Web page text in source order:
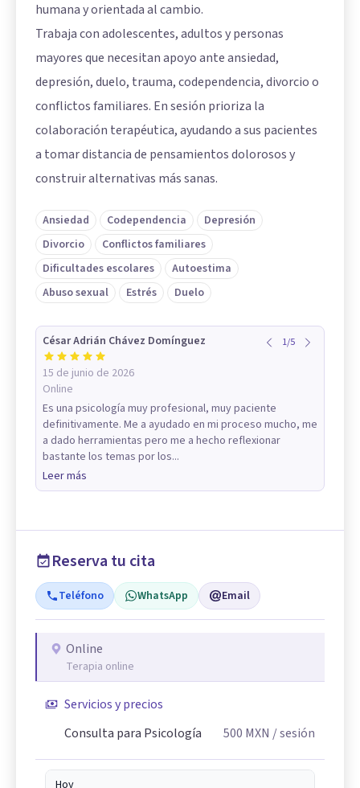
humana y orientada al cambio.
Trabaja con adolescentes, adultos y personas
mayores que necesitan apoyo ante ansiedad,
depresión, duelo, trauma, codependencia, divorcio o
conflictos familiares. En sesión prioriza la
colaboración terapéutica, ayudando a sus pacientes
a tomar distancia de pensamientos dolorosos y
construir alternativas más sanas.
Ansiedad Codependencia
Depresión
Divorcio
Conflictos familiares
Dificultades escolares
Autoestima
Abuso sexual
Estrés Duelo
César Adrián Chávez Domínguez
15 de junio de 2026
Online
1/5
Es una psicología muy profesional, muy paciente
definitivamente. Me a ayudado en mi proceso mucho, me
a dado herramientas pero me a hecho reflexionar
bastante los temas por los...
Leer más
Reserva tu cita
Teléfono WhatsApp Email
Online
Terapia online
Servicios y precios
Consulta para Psicología
500 MXN / sesión
Hoy